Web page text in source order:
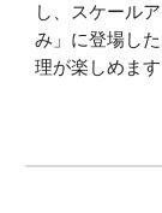
し、スケール
み」に登場し
理が楽しめま